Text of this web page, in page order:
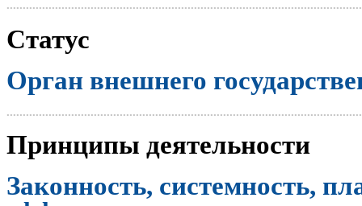
Статус
Орган внешнего
Принципы деятельности
Законность, системность,